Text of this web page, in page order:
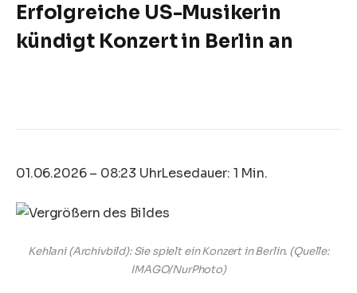
Erfolgreiche US-Musikerin
kündigt Konzert in Berlin an
01.06.2026 – 08:23 UhrLesedauer: 1 Min.
Kehlani (Archivbild): Sie spielt ein Konzert in Berlin. (Quelle:
IMAGO/NurPhoto)